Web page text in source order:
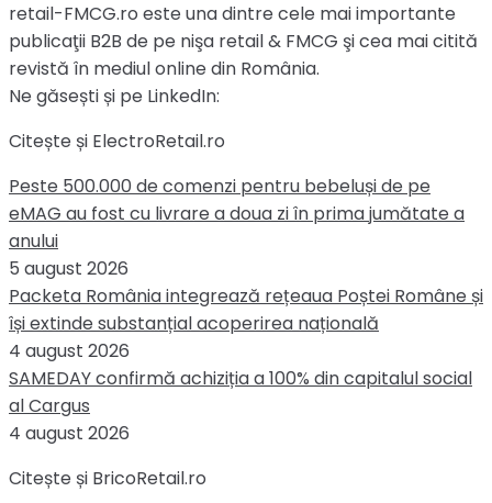
retail-FMCG.ro este una dintre cele mai importante
publicaţii B2B de pe nişa retail & FMCG şi cea mai citită
revistă în mediul online din România.
Ne găsești și pe LinkedIn:
Citește și ElectroRetail.ro
Peste 500.000 de comenzi pentru bebeluși de pe
eMAG au fost cu livrare a doua zi în prima jumătate a
anului
5 august 2026
Packeta România integrează rețeaua Poștei Române și
își extinde substanțial acoperirea națională
4 august 2026
SAMEDAY confirmă achiziția a 100% din capitalul social
al Cargus
4 august 2026
Citește și BricoRetail.ro